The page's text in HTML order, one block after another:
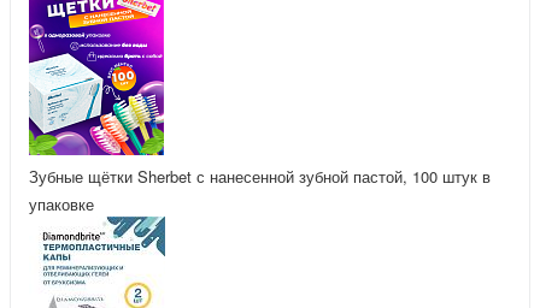
Зубные щётки Sherbet с нанесенной зубной пастой, 100 штук в
упаковке